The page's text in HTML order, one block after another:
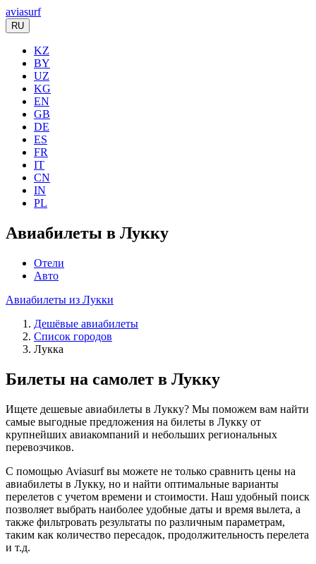
aviasurf
RU
KZ
BY
UZ
KG
EN
GB
DE
ES
FR
IT
CN
IN
PL
Авиабилеты в Лукку
Отели
Авто
Авиабилеты из Лукки
Дешёвые авиабилеты
Список городов
Лукка
Билеты на самолет в Лукку
Ищете дешевые авиабилеты в Лукку? Мы поможем вам найти
самые выгодные предложения на билеты в Лукку от
крупнейших авиакомпаний и небольших региональных
перевозчиков.
С помощью Aviasurf вы можете не только сравнить цены на
авиабилеты в Лукку, но и найти оптимальные варианты
перелетов с учетом времени и стоимости. Наш удобный поиск
позволяет выбрать наиболее удобные даты и время вылета, а
также фильтровать результаты по различным параметрам,
таким как количество пересадок, продолжительность перелета
и т.д.